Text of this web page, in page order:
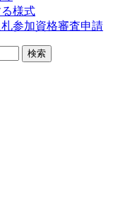
様式
参加資格審査申請